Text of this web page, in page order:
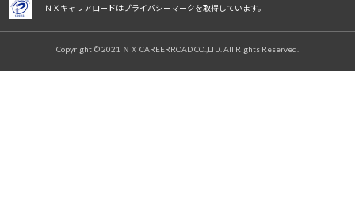
ＮＸキャリアロードはプライバシーマークを取得しています。
Copyright © 2021 ＮＸ CAREERROAD CO.,LTD. All Rights Reserved.